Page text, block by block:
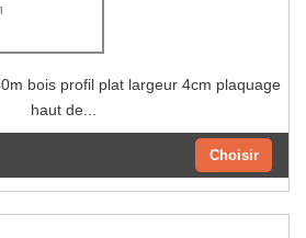
bois profil plat largeur 4cm plaquage
haut de...
Choisir